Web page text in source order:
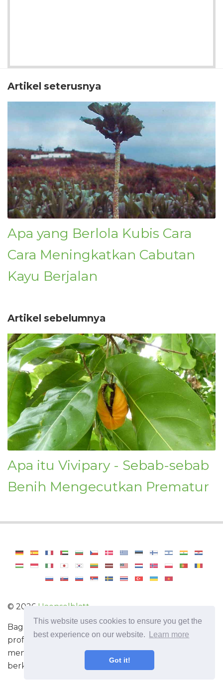
This website uses cookies to ensure you get the
best experience on our website.
Learn more
Got it!
Artikel seterusnya
Apa yang Berlola Kubis Cara
Cara Meningkatkan Cabutan
Kayu Berjalan
Artikel sebelumnya
Apa itu Vivipary - Sebab-sebab
Benih Mengecutkan Prematur
© 2026 Haenselblatt
Bagaimana untuk menjadi tukang kebun
profesional. Maklumat berguna dan tip untuk
menjaga tumbuh-tumbuhan. Ensiklopedia
berkebun.